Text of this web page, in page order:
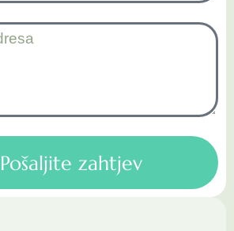
Pošaljite zahtjev